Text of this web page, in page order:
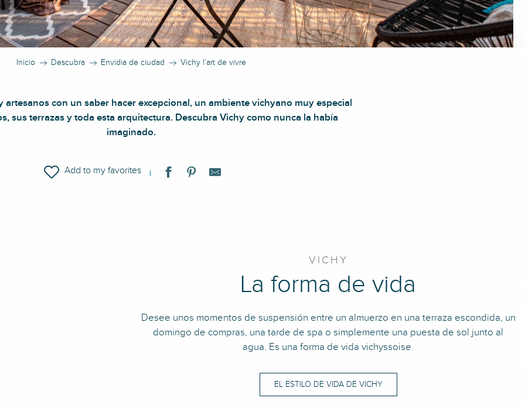
Inicio Descubra Envidia de ciudad Vichy l’art de vivre
artesanos con un saber hacer excepcional, un ambiente vichyano muy especial
sus terrazas y toda esta arquitectura. Descubra Vichy como nunca la había
imaginado.
Ajouter aux favoris
VICHY
La forma de vida
Desee unos momentos de suspensión entre un almuerzo en una terraza escondida, un
domingo de compras, una tarde de spa o simplemente una puesta de sol junto al
agua. Es una forma de vida vichyssoise.
EL ESTILO DE VIDA DE VICHY